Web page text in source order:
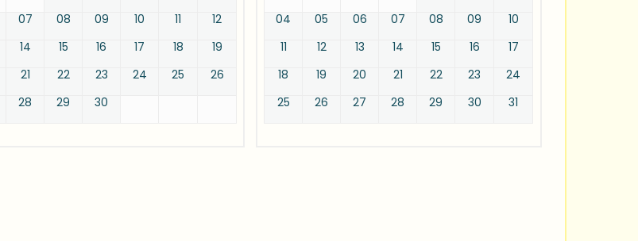
07 08 09 10 11
12
14 15 16 17 18
19
21 22 23 24 25
26
28 29 30
04
05 06 07 08 09
10
11
12 13 14 15 16
17
18
19 20 21 22 23
24
25
26 27 28 29 30 31